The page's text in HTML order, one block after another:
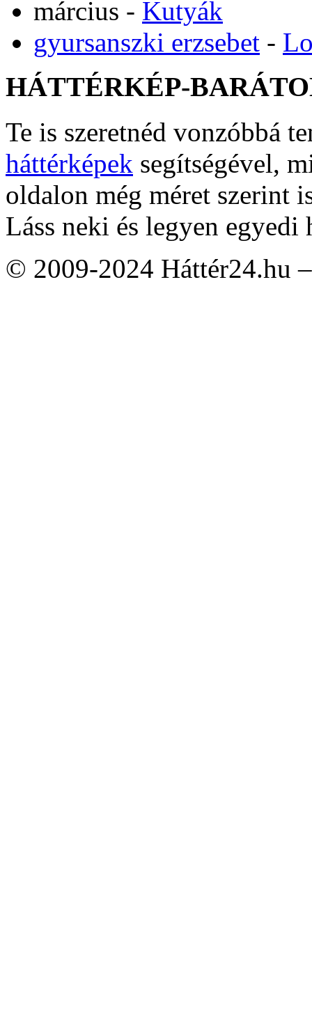
március - Kutyák
gyursanszki erzsebet -
HÁTTÉRKÉP-
Te is szeretnéd vonzóbbá
háttérképek segítségével,
oldalon még méret szerint
Láss neki és legyen egyedi
© 2009-2024 Háttér24.hu